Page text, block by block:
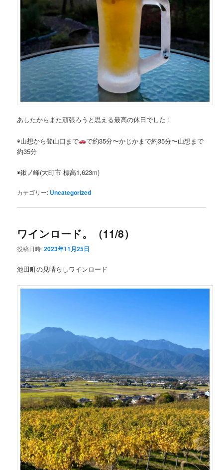
あしたからまた頑張ろうと思える最高の休日でした！
◉山想から登山口まで
で約35分〜かじかまで約35分〜山想まで
約35分
◉鍬ノ峰(大町市 標高1,623m)
カテゴリー: Uncategorized
ワインロード。（11/8）
投稿日時:2023年11月25日
池田町の見晴らしワインロード